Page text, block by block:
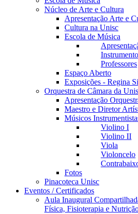
Núcleo de Arte e Cultura
Apresentação Arte e
Cultura na Unisc
Escola de Música
Professores
Espaço Aberto
Exposições - Regina
Orquestra de Câmara da
Apresentação
Maestro e Diretor
Músicos
Violino I
Violino II
Viola
Violoncelo
Fotos
Pinacoteca Unisc
Eventos / Certificados
Aula Inaugural
Física, Fisioterapia e